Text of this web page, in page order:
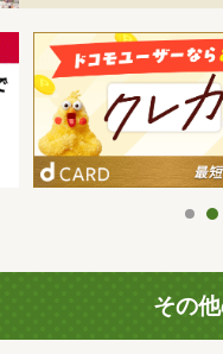
その